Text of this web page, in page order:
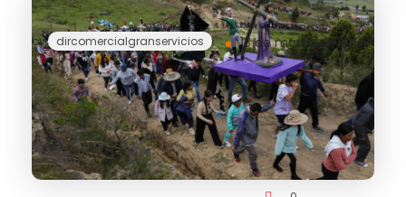
13 de marzo de 2026
by dircomercialgranservicios no comment